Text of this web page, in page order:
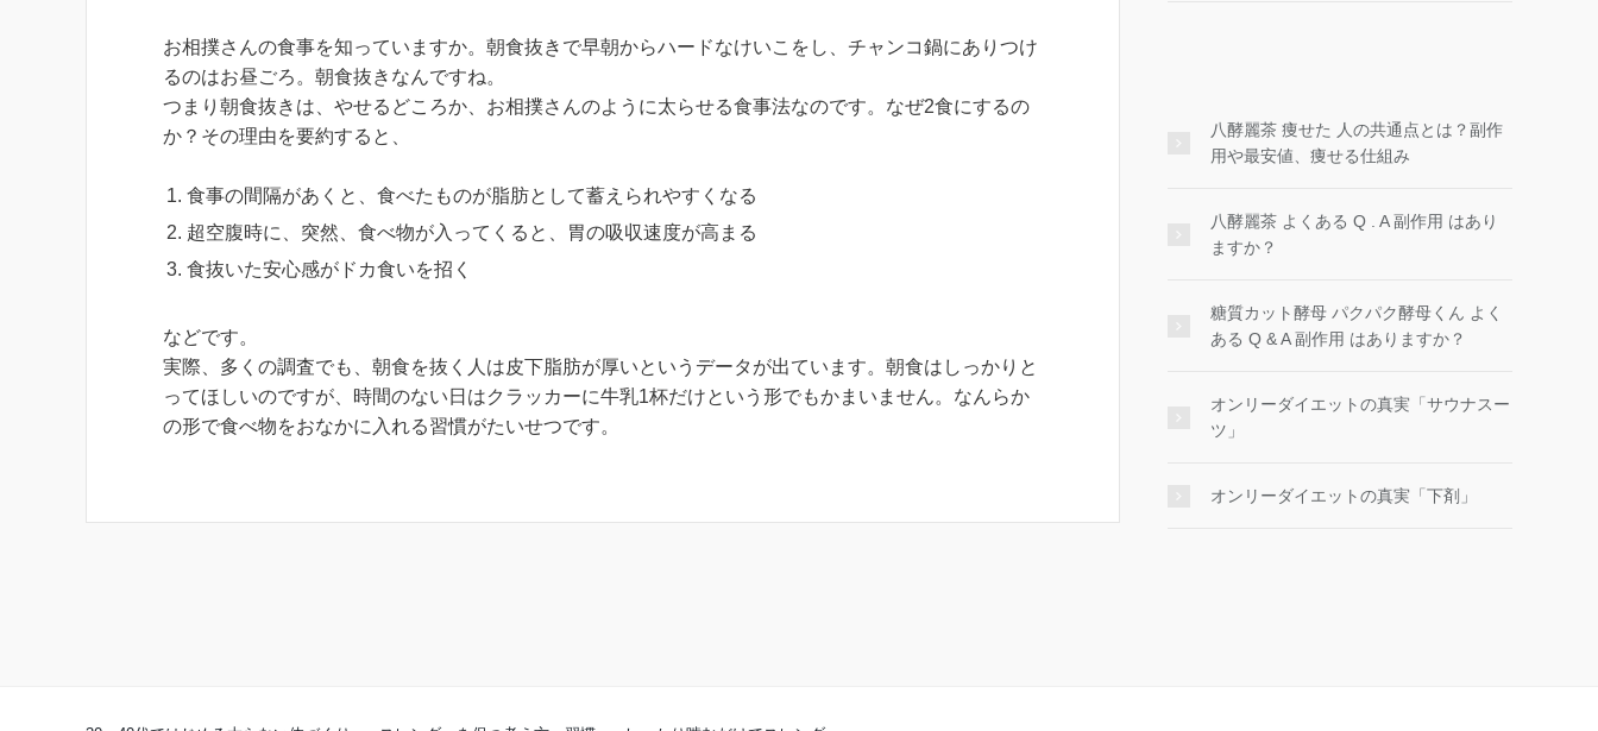
お相撲さんの食事を知っていますか。朝食抜きで早朝からハードなけいこをし、チャンコ鍋にありつけ
るのはお昼ごろ。朝食抜きなんですね。
つまり朝食抜きは、やせるどころか、お相撲さんのように太らせる食事法なのです。なぜ2食にするの
か？その理由を要約すると、
食事の間隔があくと、食べたものが脂肪として蓄えられやすくなる
超空腹時に、突然、食べ物が入ってくると、胃の吸収速度が高まる
食抜いた安心感がドカ食いを招く
などです。
実際、多くの調査でも、朝食を抜く人は皮下脂肪が厚いというデータが出ています。朝食はしっかりと
ってほしいのですが、時間のない日はクラッカーに牛乳1杯だけという形でもかまいません。なんらか
の形で食べ物をおなかに入れる習慣がたいせつです。
八酵麗茶 痩せた 人の共通点とは？副作
用や最安値、痩せる仕組み
八酵麗茶 よくある Q . A 副作用 はあり
ますか？
糖質カット酵母 パクパク酵母くん よく
ある Q & A 副作用 はありますか？
オンリーダイエットの真実「サウナスー
ツ」
オンリーダイエットの真実「下剤」